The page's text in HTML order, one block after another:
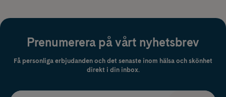
Prenumerera på vårt nyhetsbrev
Få personliga erbjudanden och det senaste inom hälsa och skönhet
direkt i din inbox.